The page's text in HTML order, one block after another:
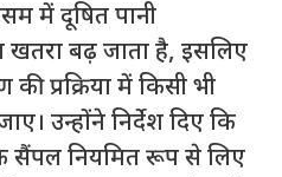
में दूषित पानी
खतरा बढ़ जाता है, इसलिए
प्रक्रिया में किसी भी
उन्होंने निर्देश दिए कि
सैंपल नियमित रूप से लिए